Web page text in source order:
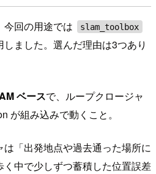
回の用途では slam_toolbox
ました。選んだ理由は3つあり
ベースで、ループクロージャ
が組み込みで動くこと。
「出発地点や過去通った場所に
中で少しずつ蓄積した位置誤差